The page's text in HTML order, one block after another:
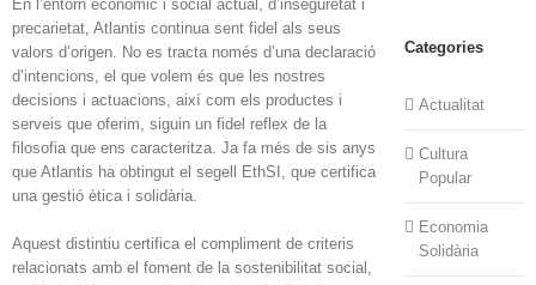
En l’entorn econòmic i social actual, d’inseguretat i
precarietat, Atlantis continua sent fidel als seus
valors d’origen. No es tracta només d’una declaració
d’intencions, el que volem és que les nostres
decisions i actuacions, així com els productes i
serveis que oferim, siguin un fidel reflex de la
filosofia que ens caracteritza. Ja fa més de sis anys
que Atlantis ha obtingut el segell EthSI, que certifica
una gestió ètica i solidària.
Aquest distintiu certifica el compliment de criteris
relacionats amb el foment de la sostenibilitat social,
Categories
Actualitat
Cultura
Popular
Economia
Solidària